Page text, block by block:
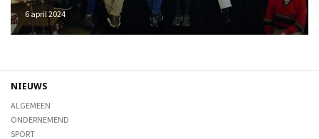
6 april 2024
NIEUWS
ALGEMEEN
ONDERNEMEND
SPORT